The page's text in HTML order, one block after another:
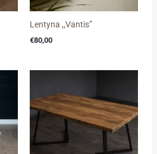
Lentyna ,,Vantis”
€80,00